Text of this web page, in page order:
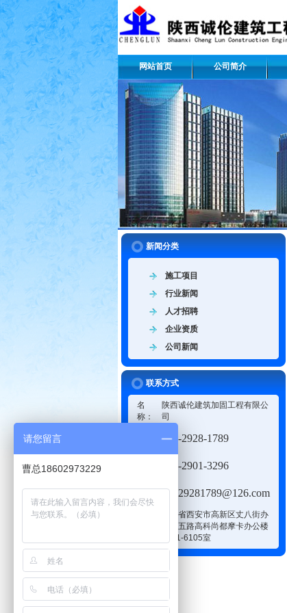
网站首页 公司简介
新闻分类
施工项目
行业新闻
人才招聘
企业资质
公司新闻
联系方式
名
称：
陕西诚伦建筑加固工程有限公
司
186-2928-1789
186-2901-3296
邮
箱：
18629281789@126.com
陕西省西安市高新区丈八街办
丈八五路高科尚都摩卡办公楼
6101-6105室
请您留言
曹总18602973229